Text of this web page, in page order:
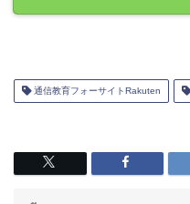
通信教育フォーサイトRakuten